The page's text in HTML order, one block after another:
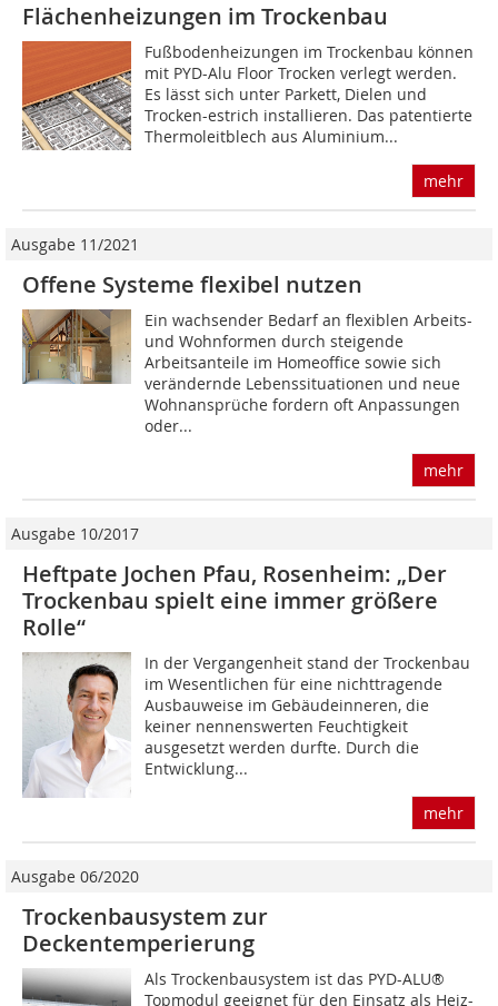
Flächenheizungen im Trockenbau
Fußbodenheizungen im Trockenbau können
mit PYD-Alu Floor Trocken verlegt werden.
Es lässt sich unter Parkett, Dielen und
Trocken-estrich installieren. Das patentierte
Thermoleitblech aus Aluminium...
mehr
Ausgabe 11/2021
Offene Systeme flexibel nutzen
Ein wachsender Bedarf an flexiblen Arbeits-
und Wohnformen durch steigende
Arbeitsanteile im Homeoffice sowie sich
verändernde Lebenssitua­tionen und neue
Wohnansprüche fordern oft Anpassungen
oder...
mehr
Ausgabe 10/2017
Heftpate Jochen Pfau, Rosenheim: „Der
Trockenbau spielt eine immer größere
Rolle“
In der Vergangenheit stand der Trockenbau
im Wesentlichen für eine nichttragende
Ausbauweise im Gebäudeinneren, die
keiner nennenswerten Feuchtigkeit
ausgesetzt werden durfte. Durch die
Entwicklung...
mehr
Ausgabe 06/2020
Trockenbausystem zur
Deckentemperierung
Als Trockenbausystem ist das PYD-ALU®
Topmodul geeignet für den Einsatz als Heiz-